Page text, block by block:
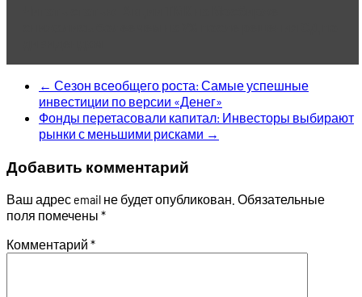
← Сезон всеобщего роста: Самые успешные
инвестиции по версии «Денег»
Фонды перетасовали капитал: Инвесторы выбирают
рынки с меньшими рисками →
Добавить комментарий
Ваш адрес email не будет опубликован. Обязательные
поля помечены *
Комментарий *